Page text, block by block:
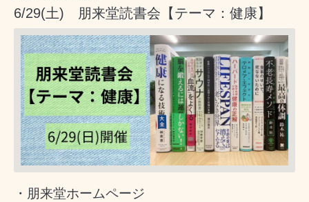
6/29(土) 朋来堂読書会【テーマ：健康】
・朋来堂ホームページ